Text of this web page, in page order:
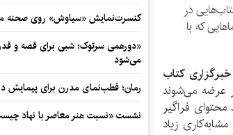
در
که با
خبرگزاری کتاب
عرضه می‌شوند
فراگیر
زیاد
کنسرت‌نمایش «سیاوش» روی صحنه
«دورهمی سرتوک؛ شبی برای قصه و
می‌شود
رمان؛ قطب‌نمای مدرن برای پیمایش
نشست «نسبت هنر معاصر با نهاد